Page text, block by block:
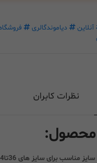
آنلاین دیاموندگالری فروشگاه
نظرات کابران
محصول:
مناسب برای سایز های 36تا44